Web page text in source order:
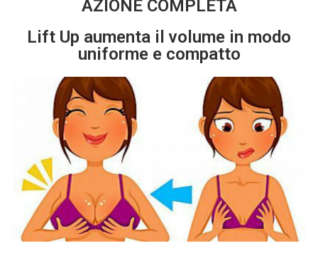
AZIONE COMPLETA
Lift Up aumenta il volume in modo
uniforme e compatto